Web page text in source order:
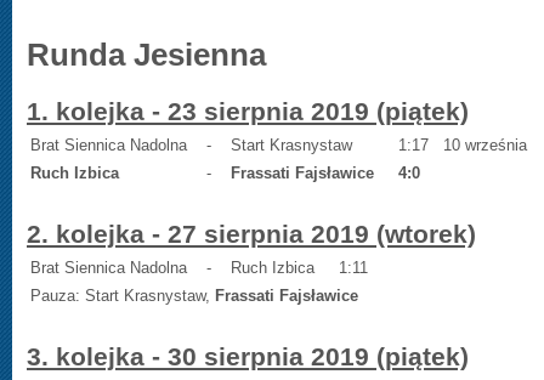
Runda Jesienna
1. kolejka - 23 sierpnia 2019 (piątek)
Brat Siennica Nadolna - Start Krasnystaw 1:17
10 września
Ruch Izbica
- Frassati Fajsławice 4:0
2. kolejka - 27 sierpnia 2019 (wtorek)
Brat Siennica Nadolna - Ruch Izbica
1:11
Pauza: Start Krasnystaw, Frassati Fajsławice
3. kolejka - 30 sierpnia 2019 (piątek)